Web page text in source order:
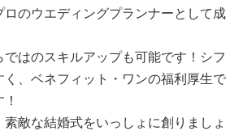
のウエディングプランナーとして成
はのスキルアップも可能です！シフ
、ベネフィット・ワンの福利厚生で
敵な結婚式をいっしょに創りましょ